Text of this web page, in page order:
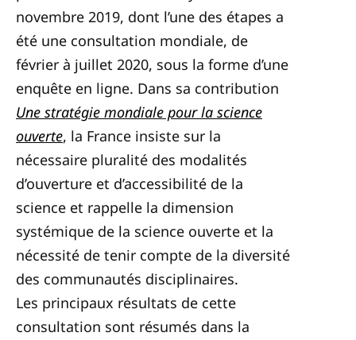
novembre 2019, dont l’une des étapes a
été une consultation mondiale, de
février à juillet 2020, sous la forme d’une
enquête en ligne. Dans sa contribution
Une stratégie mondiale pour la science
ouverte, la France insiste sur la
nécessaire pluralité des modalités
d’ouverture et d’accessibilité de la
science et rappelle la dimension
systémique de la science ouverte et la
nécessité de tenir compte de la diversité
des communautés disciplinaires.
Les principaux résultats de cette
consultation sont résumés dans la